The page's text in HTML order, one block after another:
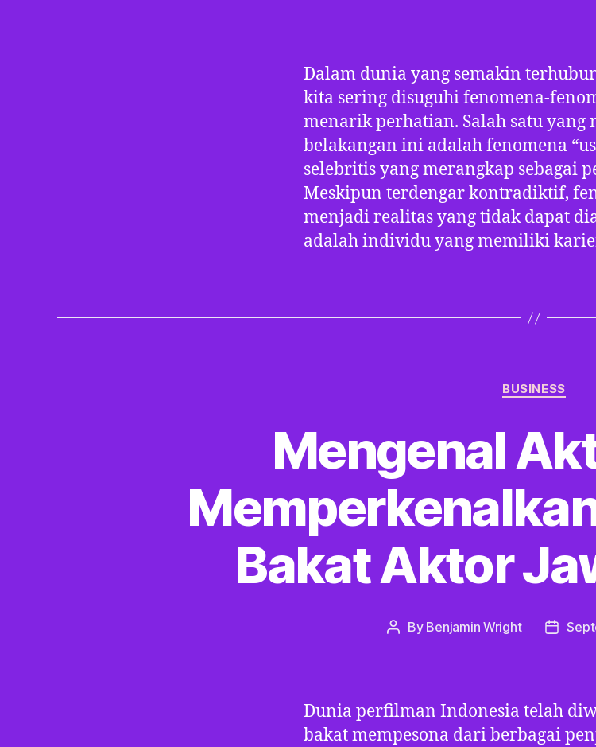
Dalam dunia yang semakin
kita sering disuguhi fenomena-
menarik perhatian. Salah satu yang
belakangan ini adalah fenomena
selebritis yang merangkap sebagai
Meskipun terdengar kontradiktif,
menjadi realitas yang tidak dapat
adalah individu yang memiliki
Categories
BUSINESS
Mengenal
Bakat Aktor
Post
By Benjamin Wright
Post
Dunia perfilman Indonesia telah
bakat mempesona dari berbagai